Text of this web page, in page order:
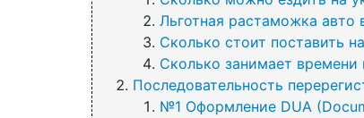
Льготная растаможка авто
Сколько стоит поставить
Сколько занимает времени
Последовательность
№1 Оформление DUA